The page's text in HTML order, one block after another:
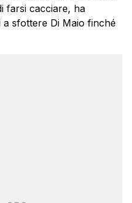
farsi cacciare, ha
a sfottere Di Maio finché